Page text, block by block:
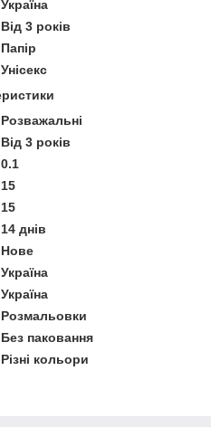
Україна
Від 3 років
Папір
Унісекс
Розважальні
Від 3 років
0.1
15
15
14 днів
Нове
Україна
Україна
Розмальовки
Без паковання
Різні кольори